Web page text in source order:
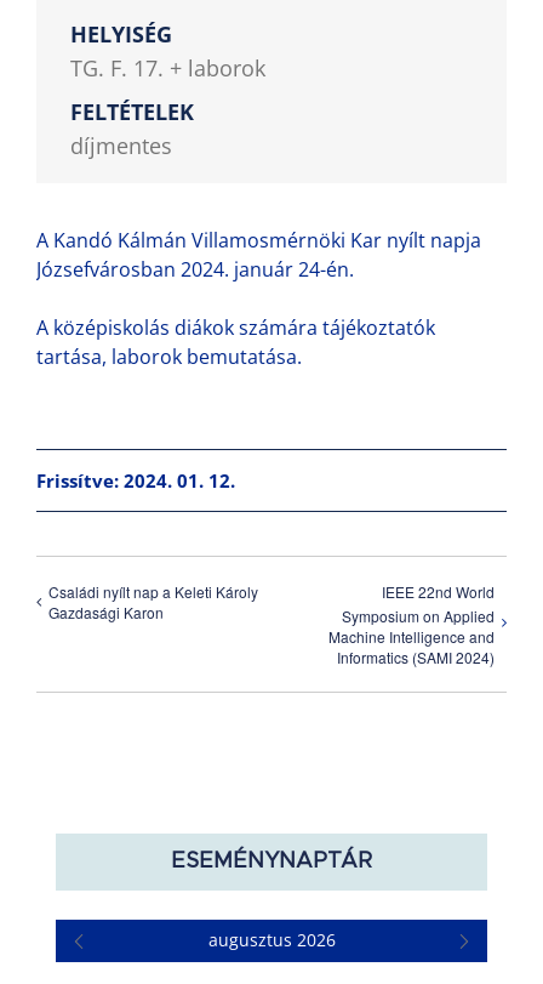
HELYISÉG
TG. F. 17. + laborok
FELTÉTELEK
díjmentes
A Kandó Kálmán Villamosmérnöki Kar nyílt napja
Józsefvárosban 2024. január 24-én.
A középiskolás diákok számára tájékoztatók
tartása, laborok bemutatása.
Frissítve: 2024. 01. 12.
Családi nyílt nap a Keleti Károly
Gazdasági Karon
IEEE 22nd World
Symposium on Applied
Machine Intelligence and
Informatics (SAMI 2024)
ESEMÉNYNAPTÁR
augusztus 2026